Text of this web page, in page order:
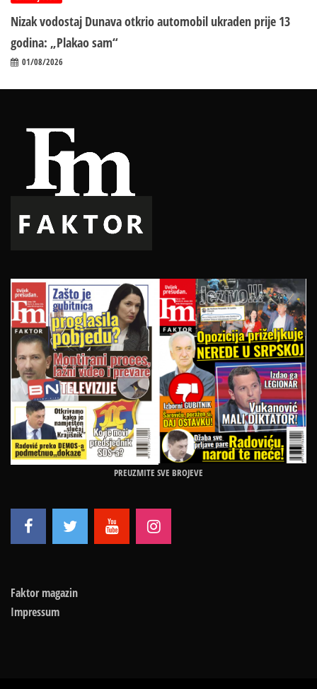
Nizak vodostaj Dunava otkrio automobil ukraden prije 13
godina: „Plakao sam“
01/08/2026
PREUZMITE SVE BROJEVE
Faktor magazin
Impressum